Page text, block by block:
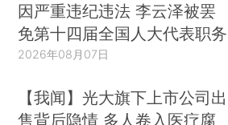
因严重违纪违法 李云泽被罢
免第十四届全国人大代表职务
2026年08月07日
【我闻】光大旗下上市公司出
售背后隐情 多人卷入医疗腐